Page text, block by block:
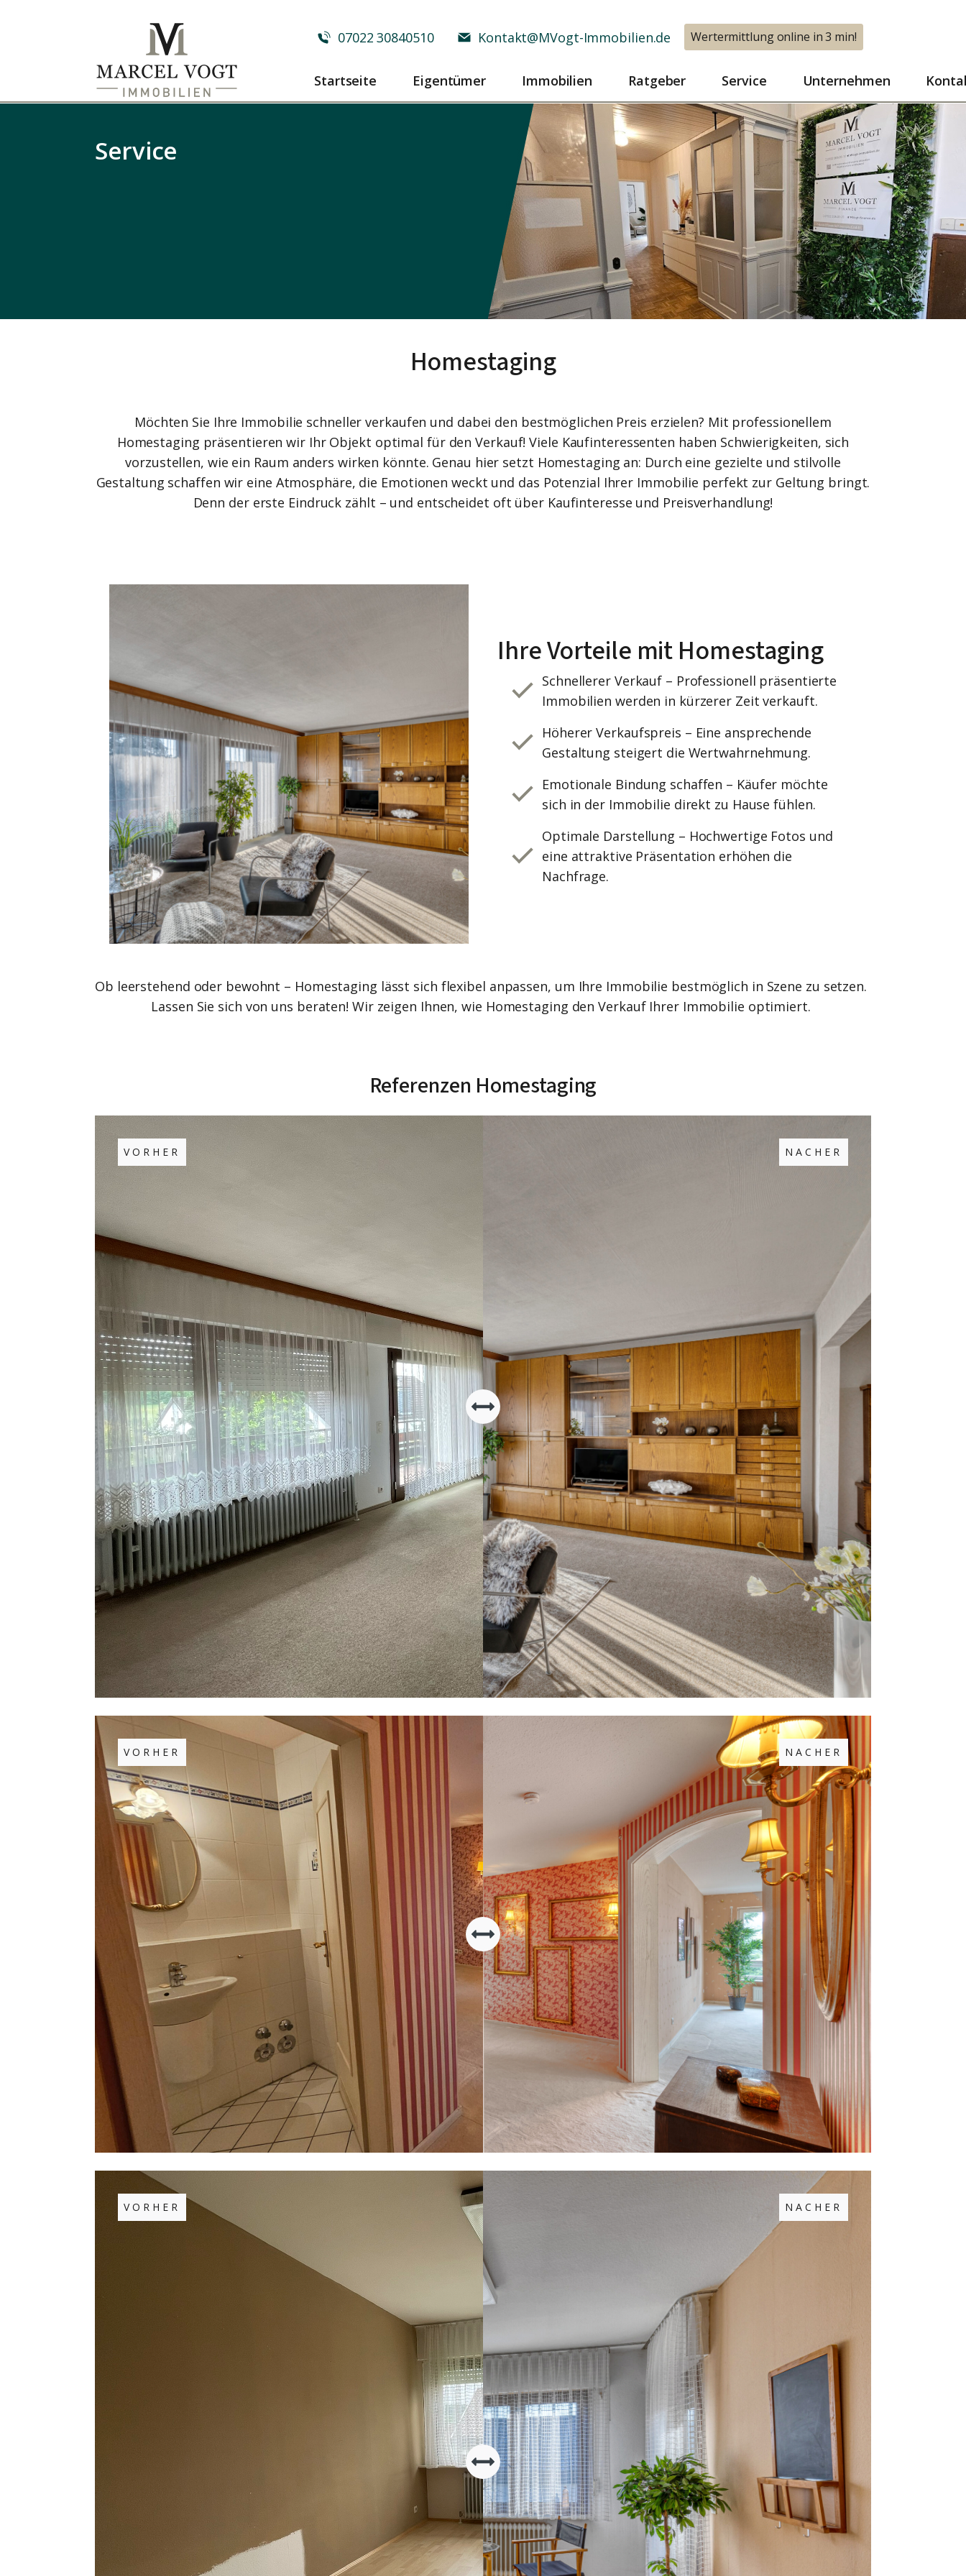
07022 30840510 Kontakt@MVogt-Immobilien.de Wertermittlung online in 3 min!
Startseite Eigentümer Immobilien Ratgeber Service Unternehmen
Service
Homestaging
Möchten Sie Ihre Immobilie schneller verkaufen und dabei den bestmöglichen Preis erzielen? Mit professionellem
Homestaging präsentieren wir Ihr Objekt optimal für den Verkauf! Viele Kaufinteressenten haben Schwierigkeiten, sich
vorzustellen, wie ein Raum anders wirken könnte. Genau hier setzt Homestaging an: Durch eine gezielte und stilvolle
Gestaltung schaffen wir eine Atmosphäre, die Emotionen weckt und das Potenzial Ihrer Immobilie perfekt zur Geltung bringt.
Denn der erste Eindruck zählt – und entscheidet oft über Kaufinteresse und Preisverhandlung!
Ihre Vorteile mit Homestaging
Schnellerer Verkauf – Professionell präsentierte
Immobilien werden in kürzerer Zeit verkauft.
Höherer Verkaufspreis – Eine ansprechende
Gestaltung steigert die Wertwahrnehmung.
Emotionale Bindung schaffen – Käufer möchte
sich in der Immobilie direkt zu Hause fühlen.
Optimale Darstellung – Hochwertige Fotos und
eine attraktive Präsentation erhöhen die
Nachfrage.
Ob leerstehend oder bewohnt – Homestaging lässt sich flexibel anpassen, um Ihre Immobilie bestmöglich in Szene zu setzen.
Lassen Sie sich von uns beraten! Wir zeigen Ihnen, wie Homestaging den Verkauf Ihrer Immobilie optimiert.
Referenzen Homestaging
VORHER NACHER
VORHER NACHER
VORHER NACHER